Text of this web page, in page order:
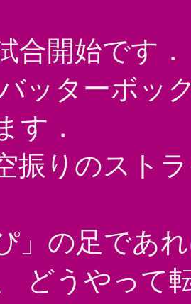
合開始です
ッターボッ
す．
振りのスト
」の足であ
どうやって